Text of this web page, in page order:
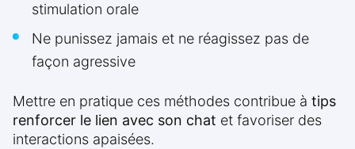
stimulation orale
Ne punissez jamais et ne réagissez pas de
façon agressive
Mettre en pratique ces méthodes contribue à tips
renforcer le lien avec son chat et favoriser des
interactions apaisées.